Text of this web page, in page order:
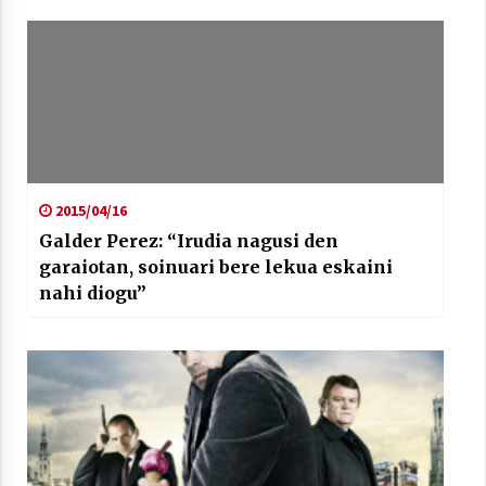
2015/04/16
Galder Perez: “Irudia nagusi den
garaiotan, soinuari bere lekua eskaini
nahi diogu”